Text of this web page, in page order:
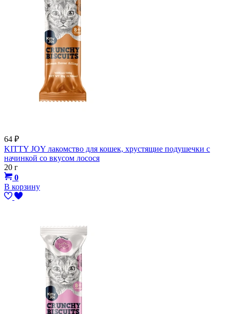
64 ₽
KITTY JOY лакомство для кошек, хрустящие подушечки с
начинкой со вкусом лосося
20 г
0
В корзину